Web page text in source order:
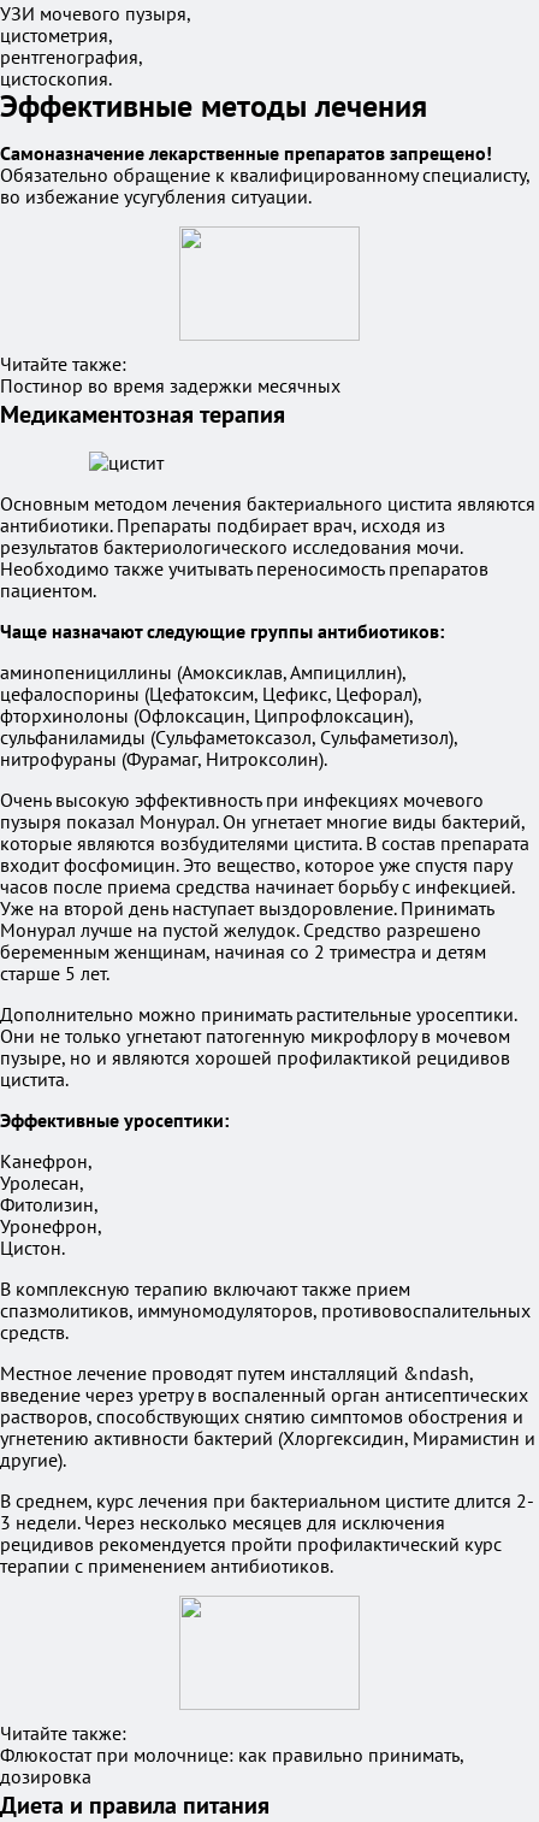
УЗИ мочевого пузыря,
цистометрия,
рентгенография,
цистоскопия.
Эффективные методы лечения
Самоназначение лекарственные препаратов запрещено!
Обязательно обращение к квалифицированному специалисту,
во избежание усугубления ситуации.
Читайте также:
Постинор во время задержки месячных
Медикаментозная терапия
Основным методом лечения бактериального цистита являются
антибиотики. Препараты подбирает врач, исходя из
результатов бактериологического исследования мочи.
Необходимо также учитывать переносимость препаратов
пациентом.
Чаще назначают следующие группы антибиотиков:
аминопенициллины (Амоксиклав, Ампициллин),
цефалоспорины (Цефатоксим, Цефикс, Цефорал),
фторхинолоны (Офлоксацин, Ципрофлоксацин),
сульфаниламиды (Сульфаметоксазол, Сульфаметизол),
нитрофураны (Фурамаг, Нитроксолин).
Очень высокую эффективность при инфекциях мочевого
пузыря показал Монурал. Он угнетает многие виды бактерий,
которые являются возбудителями цистита. В состав препарата
входит фосфомицин. Это вещество, которое уже спустя пару
часов после приема средства начинает борьбу с инфекцией.
Уже на второй день наступает выздоровление. Принимать
Монурал лучше на пустой желудок. Средство разрешено
беременным женщинам, начиная со 2 триместра и детям
старше 5 лет.
Дополнительно можно принимать растительные уросептики.
Они не только угнетают патогенную микрофлору в мочевом
пузыре, но и являются хорошей профилактикой рецидивов
цистита.
Эффективные уросептики:
Канефрон,
Уролесан,
Фитолизин,
Уронефрон,
Цистон.
В комплексную терапию включают также прием
спазмолитиков, иммуномодуляторов, противовоспалительных
средств.
Местное лечение проводят путем инсталляций &ndash,
введение через уретру в воспаленный орган антисептических
растворов, способствующих снятию симптомов обострения и
угнетению активности бактерий (Хлоргексидин, Мирамистин и
другие).
В среднем, курс лечения при бактериальном цистите длится 2-
3 недели. Через несколько месяцев для исключения
рецидивов рекомендуется пройти профилактический курс
терапии с применением антибиотиков.
Читайте также:
Флюкостат при молочнице: как правильно принимать,
дозировка
Диета и правила питания